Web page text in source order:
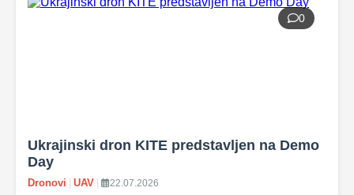
0
Ukrajinski dron KITE predstavljen na Demo
Day
Dronovi UAV 22.07.2026